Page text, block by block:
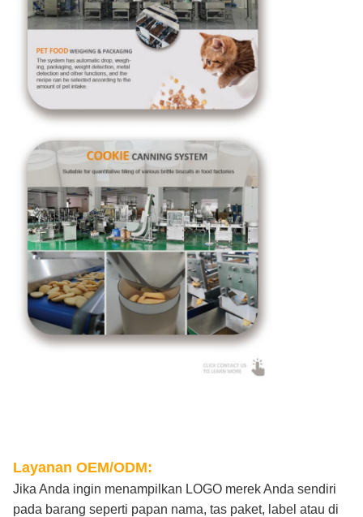
Layanan OEM/ODM:
Jika Anda ingin menampilkan LOGO merek Anda sendiri
pada barang seperti papan nama, tas paket, label atau di